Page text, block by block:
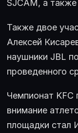
SJCAM, а также
Также двое
Алексей
наушники JBL
проведенного
Чемпионат KFC
внимание
площадки стал